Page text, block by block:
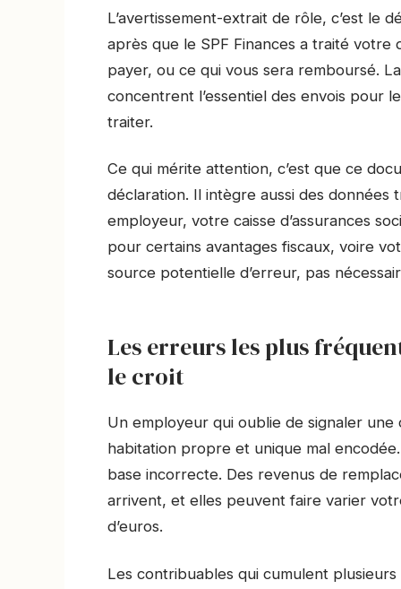
L’avertissement-extrait de rôle, c’est le
après que le SPF Finances a traité
payer, ou ce qui vous sera remboursé.
concentrent l’essentiel des envois pour
traiter.
Ce qui mérite attention, c’est que ce
déclaration. Il intègre aussi des données
employeur, votre caisse d’assurances
pour certains avantages fiscaux, voire
source potentielle d’erreur, pas
Les erreurs les plus
le croit
Un employeur qui oublie de signaler
habitation propre et unique mal
base incorrecte. Des revenus de
arrivent, et elles peuvent faire varier
d’euros.
Les contribuables qui cumulent